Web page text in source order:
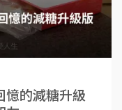
憶的減糖升級